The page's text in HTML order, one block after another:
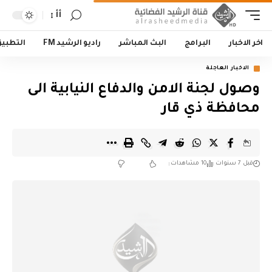
أأ
اخر الاخبار البرامج البث المباشر راديو الرشيد FM
الاخبار العاجلة
وصول لجنة الامن والدفاع النيابية الى
محافظة ذي قار
قبل 7 سنوات 10 مشاهدات